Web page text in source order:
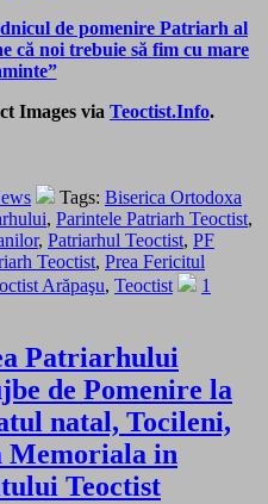
de pomenire Patriarh al
că noi trebuie să fim cu mare
Images via Teoctist.Info.
Tags: Biserica Ortodoxa
, Parintele Patriarh Teoctist,
, Patriarhul Teoctist, PF
Teoctist, Prea Fericitul
Arăpaşu, Teoctist
1
Patriarhului
de Pomenire la
natal, Tocileni,
Memoriala in
Teoctist